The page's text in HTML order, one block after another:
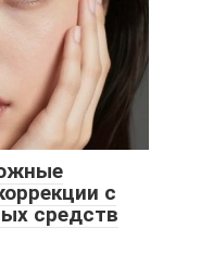
с
средств